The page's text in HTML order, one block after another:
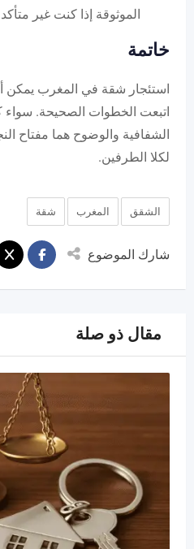
الموثوقة إذا كنت غير
خاتمة
استئجار شقة في المغرب يمكن
اتبعت الخطوات الصحيحة. سواء
الشفافية والوضوح هما مفتاح
لكلا الطرفين.
الشقق المغرب شقة
شارك الموضوع
مقال ذو صلة